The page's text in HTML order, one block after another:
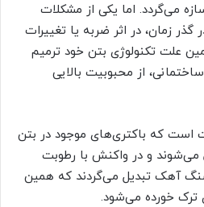
می‌گردد. اما یکی از مشکلات
زمان، در اثر ضربه یا تغییرات
علت تکنولوژی بتن خود ترمیم
از محبوبیت بالایی
است که باکتری‌‌های موجود در بتن
می‌شوند و در واکنش با رطوبت
آهک تبدیل می‌گردند که همین
ترک خورده می‌‌شود.